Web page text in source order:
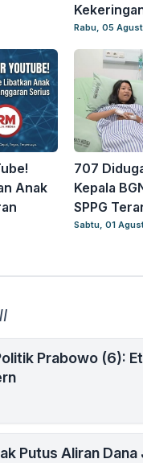
Rabu, 05
Anak
707
Kepala
SPPG
Sabtu, 01
Prabowo (6):
Putus Aliran